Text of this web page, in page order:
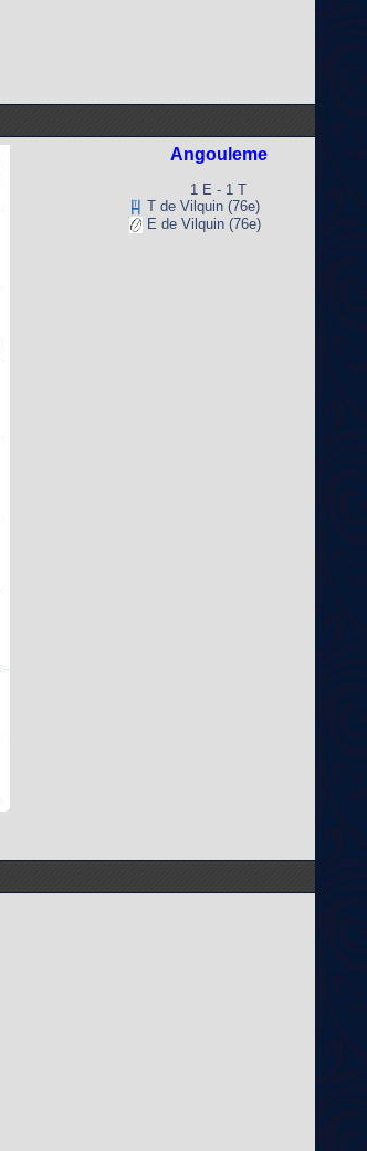
Angouleme
1 E - 1 T
T de Vilquin (76e)
E de Vilquin (76e)